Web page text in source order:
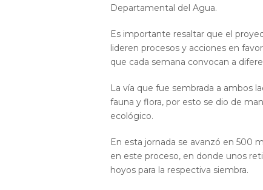
Departamental del Agua.
Es importante resaltar que el
lideren procesos y acciones en
que cada semana convocan a
La vía que fue sembrada a ambos
fauna y flora, por esto se dio de
ecológico.
En esta jornada se avanzó en 500
en este proceso, en donde unos
hoyos para la respectiva siembra.